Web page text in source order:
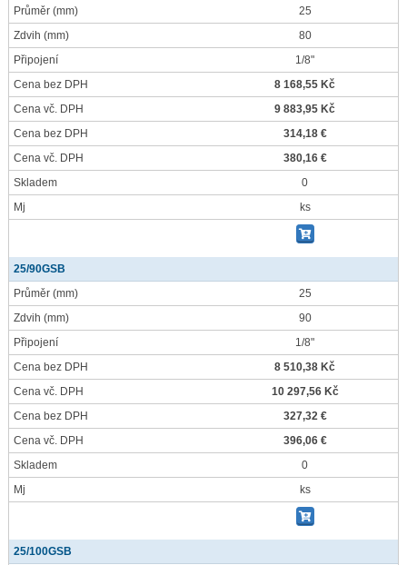
Průměr (mm)
25
Zdvih (mm)
80
Připojení
1/8"
Cena bez DPH
8 168,55 Kč
Cena vč. DPH
9 883,95 Kč
Cena bez DPH
314,18 €
Cena vč. DPH
380,16 €
Skladem
0
Mj
ks
25/90GSB
Průměr (mm)
25
Zdvih (mm)
90
Připojení
1/8"
Cena bez DPH
8 510,38 Kč
Cena vč. DPH
10 297,56 Kč
Cena bez DPH
327,32 €
Cena vč. DPH
396,06 €
Skladem
0
Mj
ks
25/100GSB